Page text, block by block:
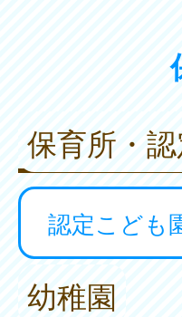
保育所・
認定こども
幼稚園